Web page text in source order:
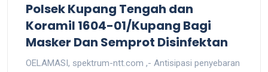
Polsek Kupang Tengah dan
Koramil 1604-01/Kupang Bagi
Masker Dan Semprot Disinfektan
OELAMASI, spektrum-ntt.com ,- Antisipasi penyebaran